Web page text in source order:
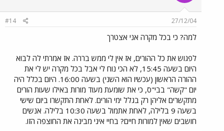
27/12/04
#14
למה? כי בכל מקרה אני אצטרך
לפגוש את כל ההורים, אז אין לי ממש בררה. אז אמרתי לה לבוא
היום בשעה 15:45, לא הכי נוח לי אבל בכל מקרה יש לי את
ההורה הראשון (עכשיו הוא השני) בשעה 16:00. היום בכלל היה
יום "קשה" בבי"ס, כי את שומעת מעוד מורות באילו שעות הורים
מתקשרים אליהן רק בגלל ימי הורים. לאחת התקשרו ביום שישי
בשעה 9 בלילה, לאחת אתמול בשעה 10:30 בלילה. אנשים
חושבים שאין למורות חיים? בחיי איני מבינה את החוצפה הזו.